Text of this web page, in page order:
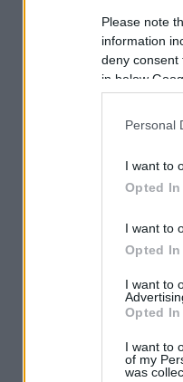
Please note
information
deny consent
in below
Personal
I want to
Opted In
I want to
Opted In
I want to
Opted In
I want to
of my
was